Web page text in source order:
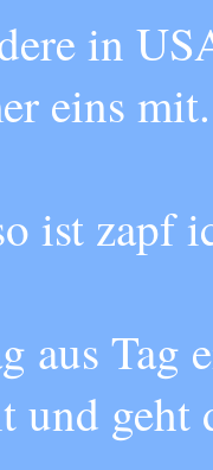
in
eins mit.
ist zapf
aus
und geht